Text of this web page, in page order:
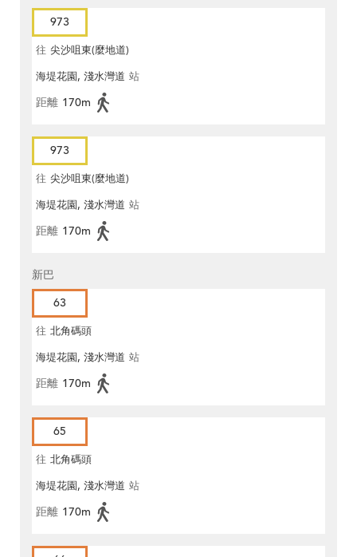
973
往 尖沙咀東(麼地道)
海堤花園, 淺水灣道 站
距離 170m
973
往 尖沙咀東(麼地道)
海堤花園, 淺水灣道 站
距離 170m
新巴
63
往 北角碼頭
海堤花園, 淺水灣道 站
距離 170m
65
往 北角碼頭
海堤花園, 淺水灣道 站
距離 170m